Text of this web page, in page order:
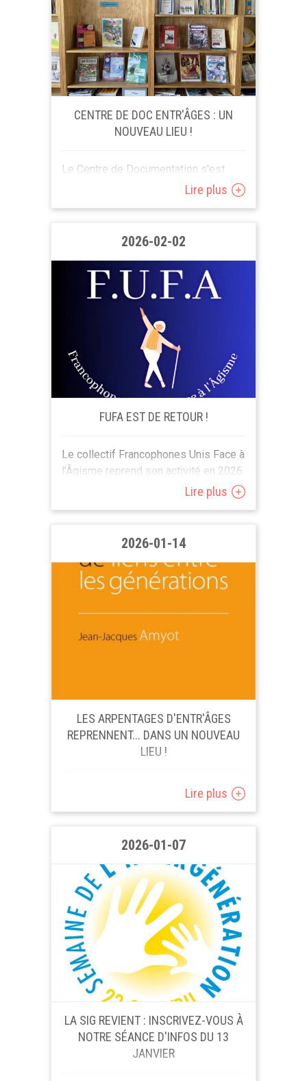
CENTRE DE DOC ENTR'ÂGES : UN
NOUVEAU LIEU !
Le Centre de Documentation s'est
installé dans l'ancienne Cafet
nous reçoit dans...
Lire plus
2026-02-02
FUFA EST DE RETOUR !
Le collectif Francophones Unis Face à
l'Âgisme reprend son activité en 2026
! L'asbl Liages (avec l'aide de Old 'Up,
Lire plus
2026-01-14
LES ARPENTAGES D'ENTR'ÂGES
REPRENNENT... DANS UN NOUVEAU
LIEU !
Pour cette reprise des arpentages,
recherche de liens entre les...
Lire plus
2026-01-07
LA SIG REVIENT : INSCRIVEZ-VOUS À
NOTRE SÉANCE D'INFOS DU 13
JANVIER